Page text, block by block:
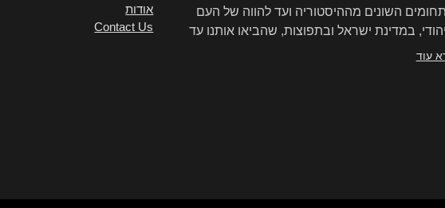
השונים מההיסטוריה ועד להווה של העם
במדינת ישראל ובתפוצות, שהביאו אותנו עד
עוד
אודות
Contact Us